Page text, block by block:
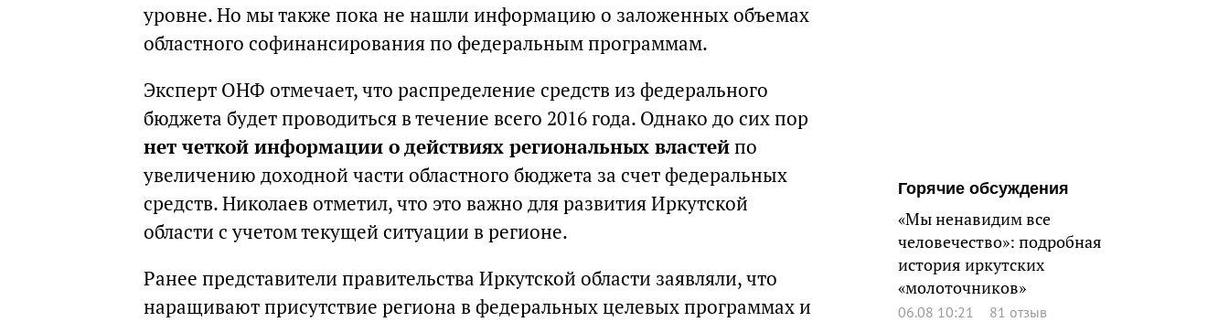
уровне. Но мы также пока не нашли информацию о заложенных объемах
областного софинансирования по федеральным программам.
Эксперт ОНФ отмечает, что распределение средств из федерального
бюджета будет проводиться в течение всего 2016 года. Однако до сих пор
нет четкой информации о действиях региональных властейпо
увеличению доходной части областного бюджета за счет федеральных
средств. Николаев отметил, что это важно для развития Иркутской
области с учетом текущей ситуации в регионе.
Ранее представители правительства Иркутской области заявляли, что
наращивают присутствие региона в федеральных целевых программах и
Горячие обсуждения
«Мы ненавидим все
человечество»: подробная
история иркутских
«молоточников»
06.08 10:21 81 отзыв